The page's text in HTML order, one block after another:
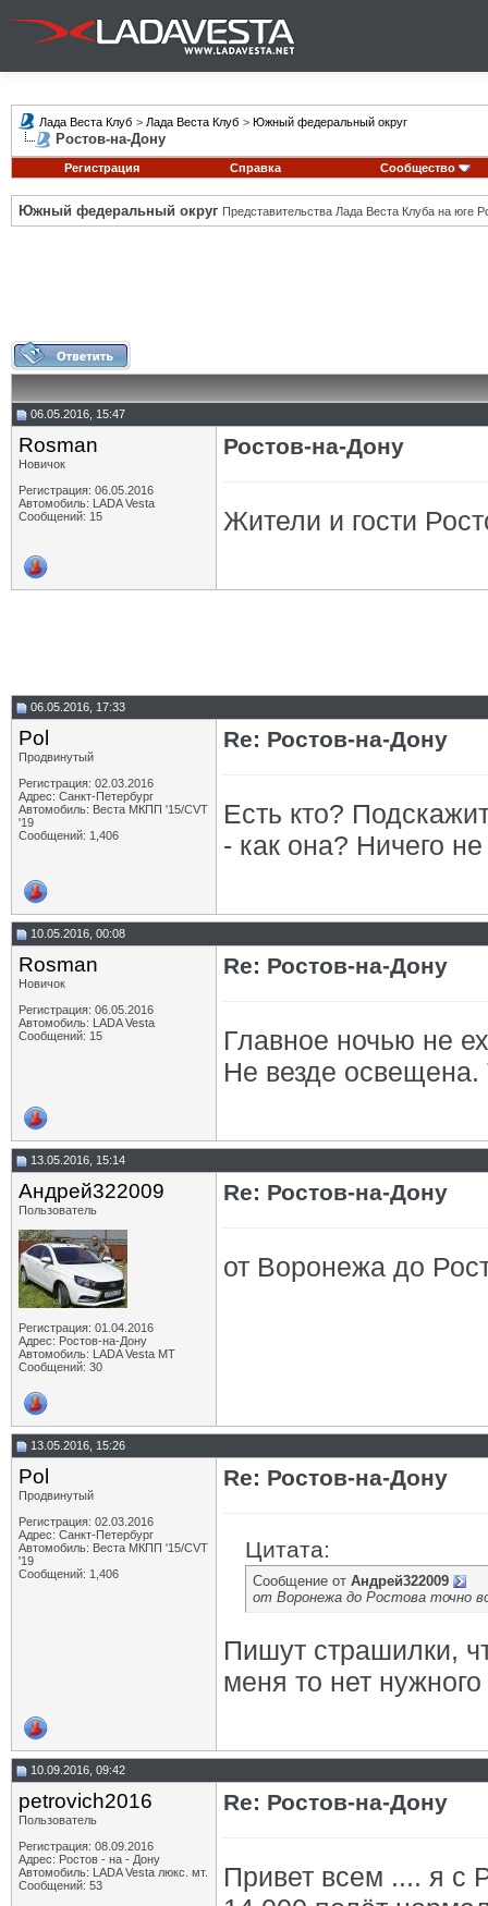
Лада Веста Клуб > Лада Веста Клуб > Южный федеральный округ
Ростов-на-Дону
Регистрация Справка Сообщество
Южный федеральный округ Представительства Лада Веста Клуба на юге
06.05.2016, 15:47
Rosman
Новичок
Регистрация: 06.05.2016
Автомобиль: LADA Vesta
Сообщений: 15
Ростов-на-Дону
Жители и гости
06.05.2016, 17:33
Pol
Продвинутый
Регистрация: 02.03.2016
Адрес: Санкт-Петербург
Автомобиль: Веста МКПП '15/CVT
'19
Сообщений: 1,406
Re: Ростов-на-Дону
Есть кто?
- как она? Ничего
10.05.2016, 00:08
Rosman
Новичок
Регистрация: 06.05.2016
Автомобиль: LADA Vesta
Сообщений: 15
Re: Ростов-на-Дону
Главное ночью не
Не везде освещена.
13.05.2016, 15:14
Андрей322009
Пользователь
Регистрация: 01.04.2016
Адрес: Ростов-на-Дону
Автомобиль: LADA Vesta МТ
Сообщений: 30
Re: Ростов-на-Дону
от Воронежа до
13.05.2016, 15:26
Pol
Продвинутый
Регистрация: 02.03.2016
Адрес: Санкт-Петербург
Автомобиль: Веста МКПП '15/CVT
'19
Сообщений: 1,406
Re: Ростов-на-Дону
Цитата:
Сообщение от Андрей322009
от Воронежа до Ростова точно
Пишут страшилки,
меня то нет
10.09.2016, 09:42
petrovich2016
Пользователь
Регистрация: 08.09.2016
Адрес: Ростов - на - Дону
Автомобиль: LADA Vesta люкс. мт.
Сообщений: 53
Re: Ростов-на-Дону
Привет всем .... я с